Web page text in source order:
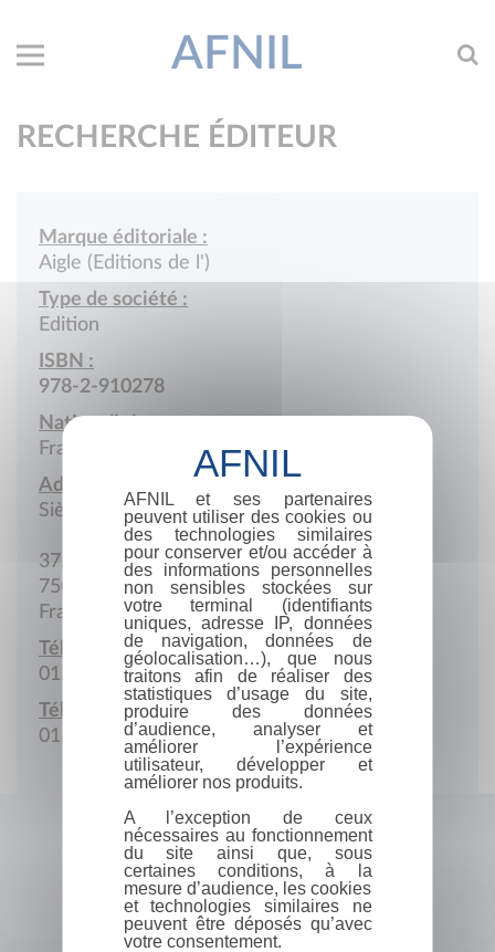
AFNIL
RECHERCHE ÉDITEUR
Marque éditoriale :
Aigle (Editions de l')
Type de société :
Edition
ISBN :
978-2-910278
Nationalité :
France
Adresse :
Siège social
37, av. Franklin-Roosevelt
75008 Paris
France
Téléphone :
01.53.75.06.87
Télécopie :
01.53.75.06.86
AFNIL et ses partenaires
peuvent utiliser des cookies ou
des technologies similaires
pour conserver et/ou accéder à
des informations personnelles
non sensibles stockées sur
votre terminal (identifiants
uniques, adresse IP, données
de navigation, données de
géolocalisation…), que nous
traitons afin de réaliser des
statistiques d’usage du site,
produire des données
d’audience, analyser et
améliorer l’expérience
utilisateur, développer et
améliorer nos produits.
A l’exception de ceux
nécessaires au fonctionnement
du site ainsi que, sous
certaines conditions, à la
mesure d’audience, les cookies
et technologies similaires ne
peuvent être déposés qu’avec
votre consentement.